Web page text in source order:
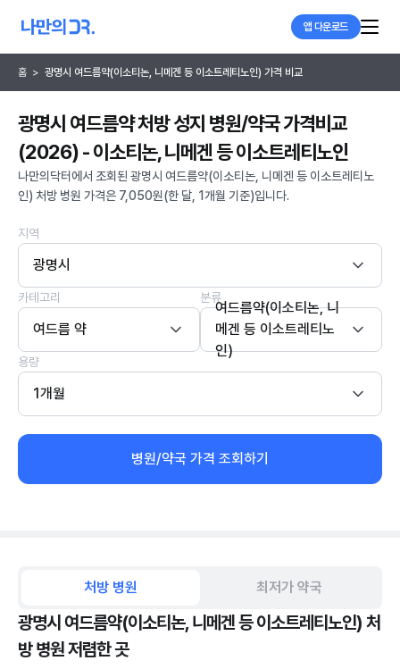
앱 다운로드
홈 > 광명시 여드름약(이소티논, 니메겐 등 이소트레티노인) 가격 비교
광명시 여드름약 처방 성지 병원/약국 가격비교
(2026) - 이소티논, 니메겐 등 이소트레티노인
나만의닥터에서 조회된 광명시 여드름약(이소티논, 니메겐 등 이소트레티노
인) 처방 병원 가격은 7,050원(한 달, 1개월 기준)입니다.
지역
광명시
카테고리
여드름 약
분류
여드름약(이소티논, 니
메겐 등 이소트레티노
인)
용량
1개월
병원/약국 가격 조회하기
처방 병원 최저가 약국
광명시 여드름약(이소티논, 니메겐 등 이소트레티노인) 처
방 병원 저렴한 곳